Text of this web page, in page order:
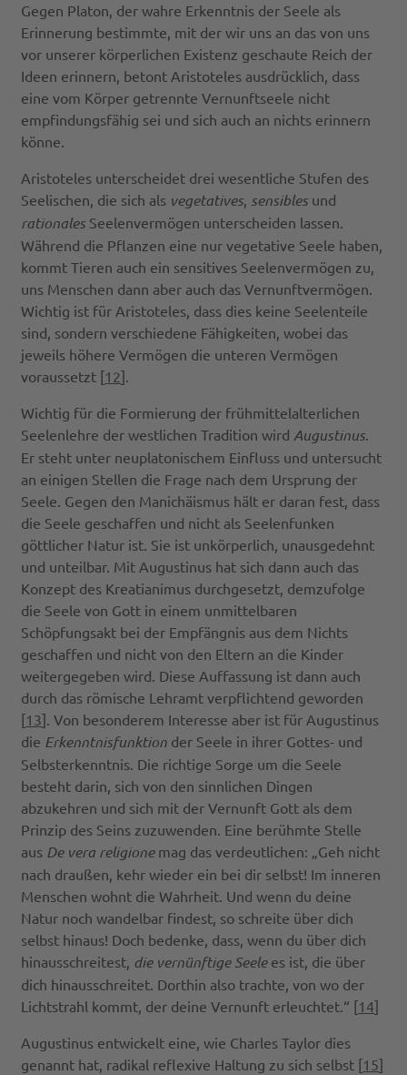
Gegen Platon, der wahre Erkenntnis der Seele als
Erinnerung bestimmte, mit der wir uns an das von uns
vor unserer körperlichen Existenz geschaute Reich der
Ideen erinnern, betont Aristoteles ausdrücklich, dass
eine vom Körper getrennte Vernunftseele nicht
empfindungsfähig sei und sich auch an nichts erinnern
könne.
Aristoteles unterscheidet drei wesentliche Stufen des
Seelischen, die sich als vegetatives, sensibles und
rationales Seelenvermögen unterscheiden lassen.
Während die Pflanzen eine nur vegetative Seele haben,
kommt Tieren auch ein sensitives Seelenvermögen zu,
uns Menschen dann aber auch das Vernunftvermögen.
Wichtig ist für Aristoteles, dass dies keine Seelenteile
sind, sondern verschiedene Fähigkeiten, wobei das
jeweils höhere Vermögen die unteren Vermögen
voraussetzt [12].
Wichtig für die Formierung der frühmittelalterlichen
Seelenlehre der westlichen Tradition wird Augustinus.
Er steht unter neuplatonischem Einfluss und untersucht
an einigen Stellen die Frage nach dem Ursprung der
Seele. Gegen den Manichäismus hält er daran fest, dass
die Seele geschaffen und nicht als Seelenfunken
göttlicher Natur ist. Sie ist unkörperlich, unausgedehnt
und unteilbar. Mit Augustinus hat sich dann auch das
Konzept des Kreatianimus durchgesetzt, demzufolge
die Seele von Gott in einem unmittelbaren
Schöpfungsakt bei der Empfängnis aus dem Nichts
geschaffen und nicht von den Eltern an die Kinder
weitergegeben wird. Diese Auffassung ist dann auch
durch das römische Lehramt verpflichtend geworden
[13]. Von besonderem Interesse aber ist für Augustinus
die Erkenntnisfunktion der Seele in ihrer Gottes- und
Selbsterkenntnis. Die richtige Sorge um die Seele
besteht darin, sich von den sinnlichen Dingen
abzukehren und sich mit der Vernunft Gott als dem
Prinzip des Seins zuzuwenden. Eine berühmte Stelle
aus De vera religione mag das verdeutlichen: „Geh nicht
nach draußen, kehr wieder ein bei dir selbst! Im inneren
Menschen wohnt die Wahrheit. Und wenn du deine
Natur noch wandelbar findest, so schreite über dich
selbst hinaus! Doch bedenke, dass, wenn du über dich
hinausschreitest, die vernünftige Seele es ist, die über
dich hinausschreitet. Dorthin also trachte, von wo der
Lichtstrahl kommt, der deine Vernunft erleuchtet.“ [14]
Augustinus entwickelt eine, wie Charles Taylor dies
genannt hat, radikal reflexive Haltung zu sich selbst [15]